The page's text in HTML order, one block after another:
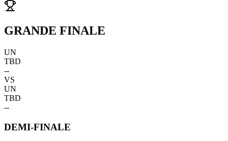
GRANDE FINALE
UN
TBD
--
VS
UN
TBD
--
DEMI-FINALE